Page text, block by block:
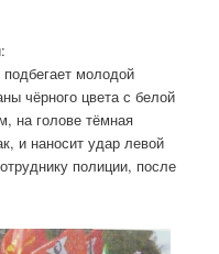
молодой
чёрного цвета с белой
на голове тёмная
и наносит удар левой
полиции, после